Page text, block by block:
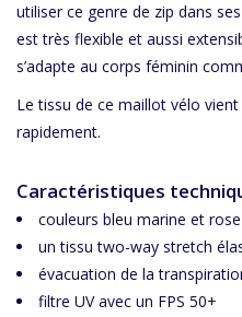
utiliser ce genre de zip dans
est très flexible et aussi
s’adapte au corps féminin
Le tissu de ce maillot vélo
rapidement.
Caractéristiques
couleurs bleu marine et
un tissu two-way stretch
évacuation de la
filtre UV avec un FPS 50+